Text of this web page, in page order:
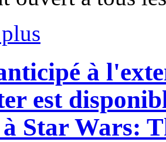
à
est
à Star Wars: